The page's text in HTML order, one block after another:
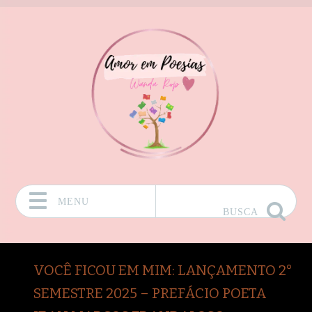
MENU
BUSCA
VOCÊ FICOU EM MIM: LANÇAMENTO 2°
SEMESTRE 2025 – PREFÁCIO POETA